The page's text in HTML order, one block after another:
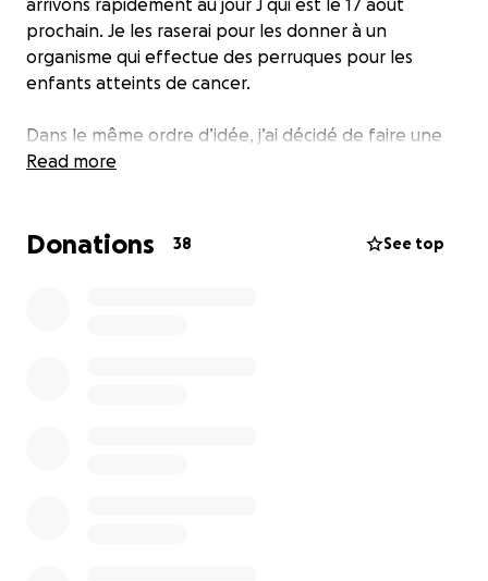
arrivons rapidement au jour J qui est le 17 août
prochain. Je les raserai pour les donner à un
organisme qui effectue des perruques pour les
enfants atteints de cancer.
Dans le même ordre d’idée, j’ai décidé de faire une
campagne de sociofinancement qui me permettra
Read more
Donations 38 See top